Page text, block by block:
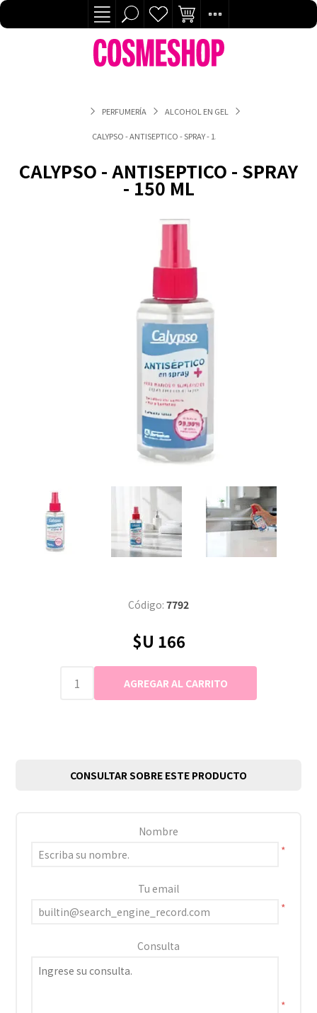
PERFUMERÍA ALCOHOL EN GEL
CALYPSO - ANTISEPTICO - SPRAY - 150 ML
CALYPSO - ANTISEPTICO - SPRAY
- 150 ML
Código: 7792
$U 166
CONSULTAR SOBRE ESTE PRODUCTO
Nombre
*
Tu email
*
Consulta
*